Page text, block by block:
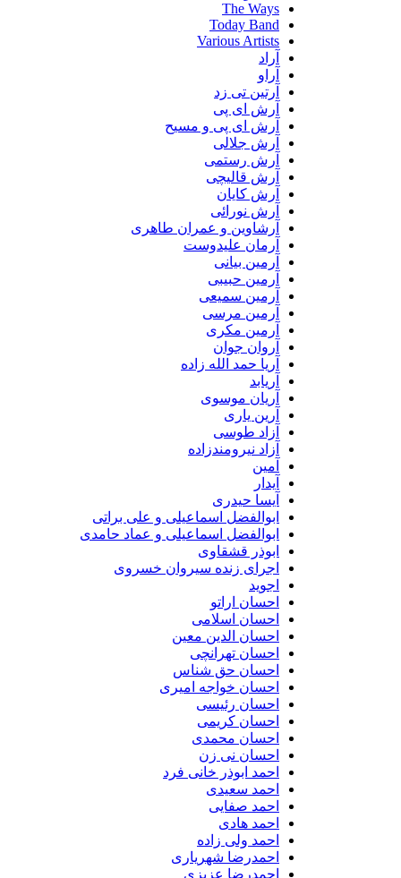
The Ways
Today Band
Various Artists
آرتین تی زد
آرش ای پی
آرش ای پی و مسیح
آرش جلالی
آرش رستمی
آرش قالیچی
آرش کایان
آرش نورائی
آرشاوین و عمران طاهری
آرمان علیدوست
آرمین بیانی
آرمین حبیبی
آرمین سمیعی
آرمین مرسی
آرمین مکری
آروان جوان
آریا حمد الله زاده
آریان موسوی
آرین یاری
آزاد طوسی
آزاد نیرومندزاده
آیسا حیدری
ابوالفضل اسماعیلی و علی براتی
ابوالفضل اسماعیلی و عماد حامدی
ابوذر قشقاوی
اجرای زنده سیروان خسروی
احسان اراتو
احسان اسلامی
احسان الدین معین
احسان تهرانچی
احسان حق شناس
احسان خواجه امیری
احسان رئیسی
احسان کریمی
احسان محمدی
احسان نی زن
احمد ابوذر خانی فرد
احمد سعیدی
احمد صفایی
احمد هادی
احمد ولی زاده
احمدرضا شهریاری
احمدرضا عزیزی